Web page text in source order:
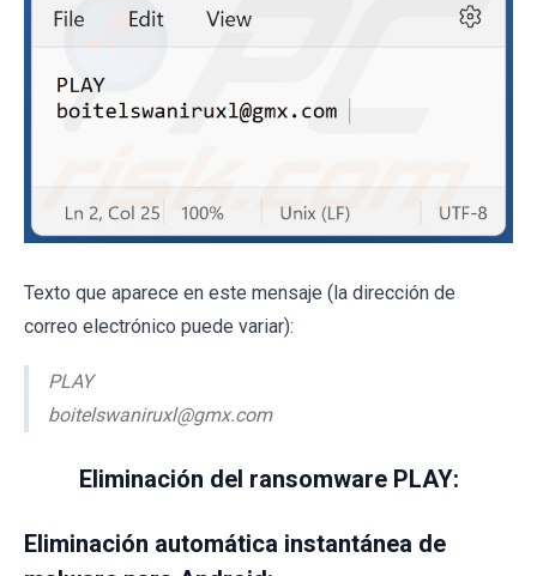
Texto que aparece en este mensaje (la dirección de
correo electrónico puede variar):
PLAY
boitelswaniruxl@gmx.com
Eliminación del ransomware PLAY:
Eliminación automática instantánea de